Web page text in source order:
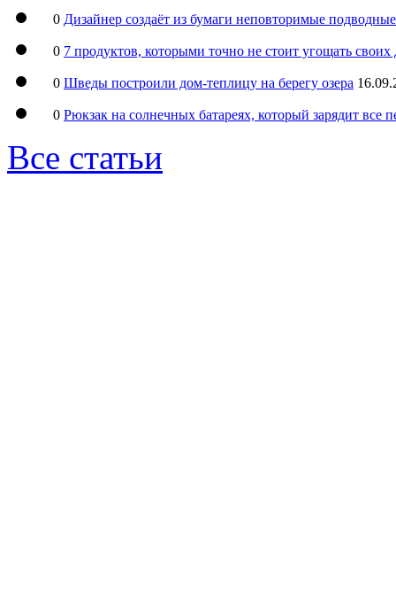
0 Дизайнер создаёт из бумаги неповторимые
0 7 продуктов, которыми точно не стоит угощать
0 Шведы построили дом-теплицу на берегу озера
0 Рюкзак на солнечных батареях, который зарядит все
Все статьи